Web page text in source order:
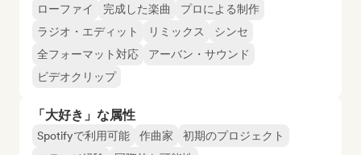
ローファイ 完成した楽曲
プロによる制作
ラジオ・エディット
リミックス
シンセ
全フォーマット対応
アーバン・サウンド
ビデオクリップ
「大好き」な属性
Spotifyで利用可能 作曲家
初期のプロジェクト